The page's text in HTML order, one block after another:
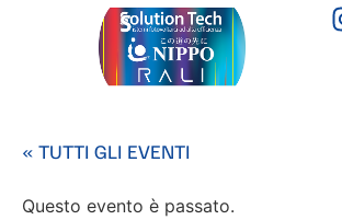
« TUTTI GLI EVENTI
Questo evento è passato.